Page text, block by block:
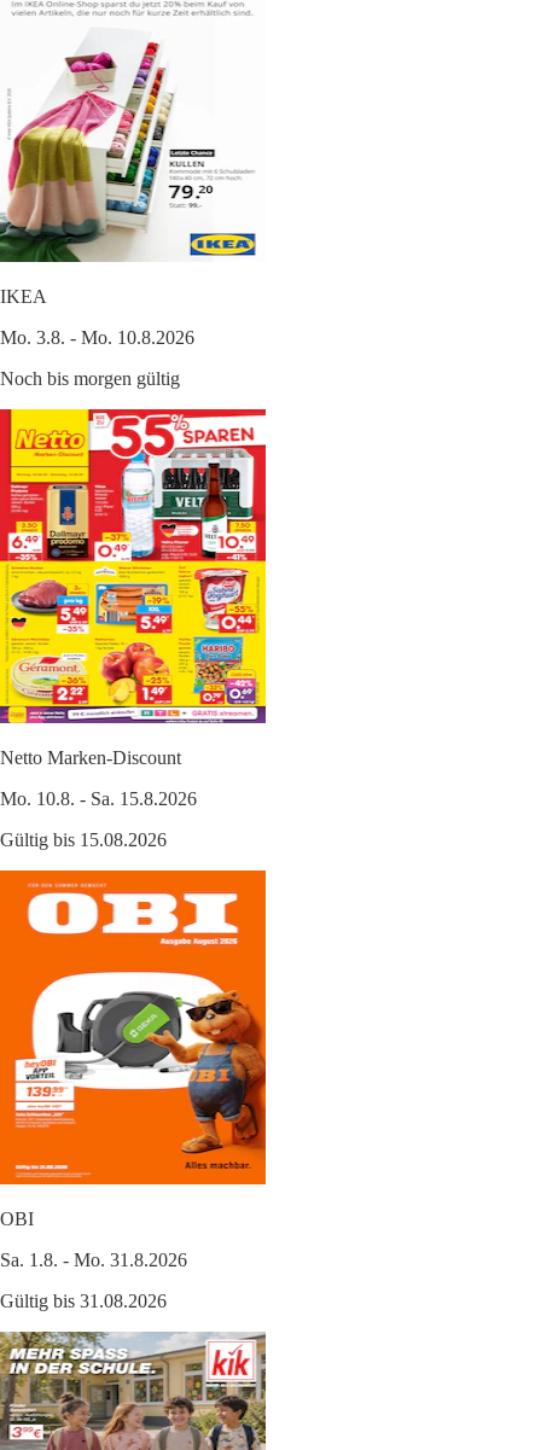
IKEA
Mo. 3.8. - Mo. 10.8.2026
Noch bis morgen gültig
Netto Marken-Discount
Mo. 10.8. - Sa. 15.8.2026
Gültig bis 15.08.2026
OBI
Sa. 1.8. - Mo. 31.8.2026
Gültig bis 31.08.2026